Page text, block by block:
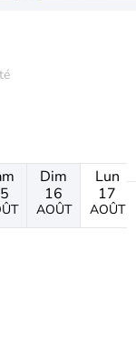
Dim
16
AOÛT
Lun
17
AOÛT